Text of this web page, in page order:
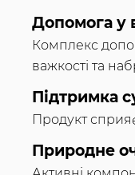
Допомога у
Комплекс
важкості та
Підтримка
Продукт
Природне